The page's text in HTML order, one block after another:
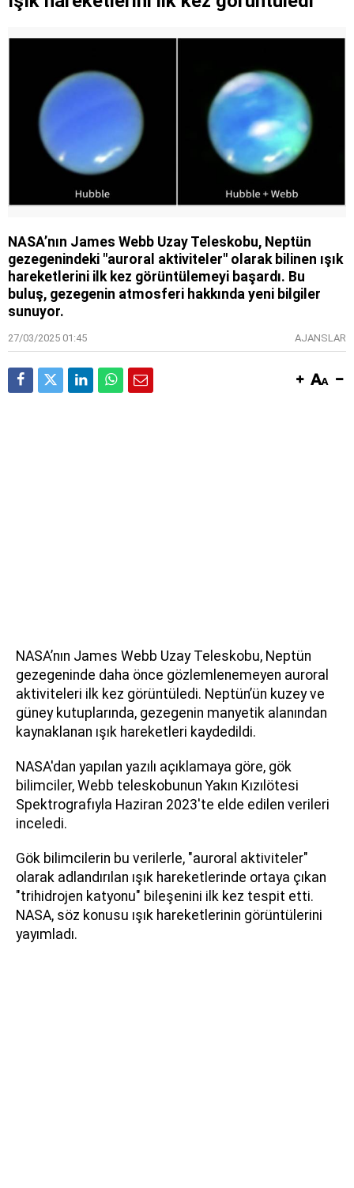
NASA’nın James Webb Uzay Teleskobu, Neptün
gezegenindeki "auroral aktiviteler" olarak bilinen ışık
hareketlerini ilk kez görüntülemeyi başardı. Bu
buluş, gezegenin atmosferi hakkında yeni bilgiler
sunuyor.
27/03/2025 01:45 AJANSLAR
NASA’nın James Webb Uzay Teleskobu, Neptün
gezegeninde daha önce gözlemlenemeyen auroral
aktiviteleri ilk kez görüntüledi. Neptün’ün kuzey ve
güney kutuplarında, gezegenin manyetik alanından
kaynaklanan ışık hareketleri kaydedildi.
NASA'dan yapılan yazılı açıklamaya göre, gök
bilimciler, Webb teleskobunun Yakın Kızılötesi
Spektrografıyla Haziran 2023'te elde edilen verileri
inceledi.
Gök bilimcilerin bu verilerle, "auroral aktiviteler"
olarak adlandırılan ışık hareketlerinde ortaya çıkan
"trihidrojen katyonu" bileşenini ilk kez tespit etti.
NASA, söz konusu ışık hareketlerinin görüntülerini
yayımladı.